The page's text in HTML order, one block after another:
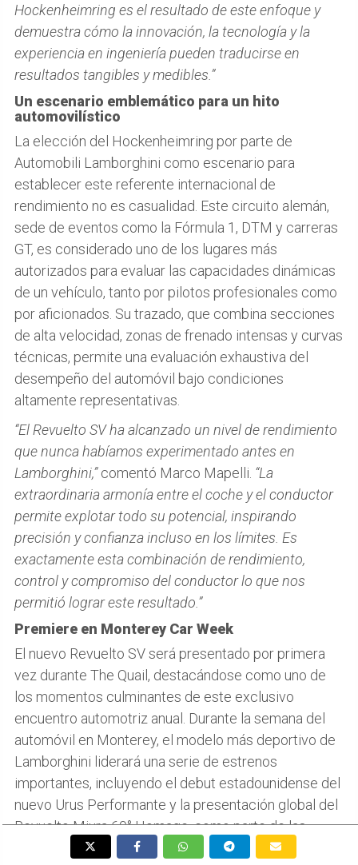
Hockenheimring es el resultado de este enfoque y
demuestra cómo la innovación, la tecnología y la
experiencia en ingeniería pueden traducirse en
resultados tangibles y medibles.”
Un escenario emblemático para un hito
automovilístico
La elección del Hockenheimring por parte de
Automobili Lamborghini como escenario para
establecer este referente internacional de
rendimiento no es casualidad. Este circuito alemán,
sede de eventos como la Fórmula 1, DTM y carreras
GT, es considerado uno de los lugares más
autorizados para evaluar las capacidades dinámicas
de un vehículo, tanto por pilotos profesionales como
por aficionados. Su trazado, que combina secciones
de alta velocidad, zonas de frenado intensas y curvas
técnicas, permite una evaluación exhaustiva del
desempeño del automóvil bajo condiciones
altamente representativas.
“El Revuelto SV ha alcanzado un nivel de rendimiento
que nunca habíamos experimentado antes en
Lamborghini,”comentó Marco Mapelli. “La
extraordinaria armonía entre el coche y el conductor
permite explotar todo su potencial, inspirando
precisión y confianza incluso en los límites. Es
exactamente esta combinación de rendimiento,
control y compromiso del conductor lo que nos
permitió lograr este resultado.”
Premiere en Monterey Car Week
El nuevo Revuelto SV será presentado por primera
vez durante The Quail, destacándose como uno de
los momentos culminantes de este exclusivo
encuentro automotriz anual. Durante la semana del
automóvil en Monterey, el modelo más deportivo de
Lamborghini liderará una serie de estrenos
importantes, incluyendo el debut estadounidense del
nuevo Urus Performante y la presentación global del
Revuelto Miura 60° Homage, como parte de las
celebraciones por los 55 años del Miura SV.